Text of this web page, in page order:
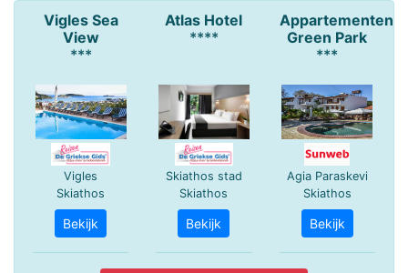
Vigles Sea
View
***
Vigles
Skiathos
Bekijk
Atlas Hotel
****
Skiathos stad
Skiathos
Bekijk
Appartementen
Green Park
***
Agia Paraskevi
Skiathos
Bekijk